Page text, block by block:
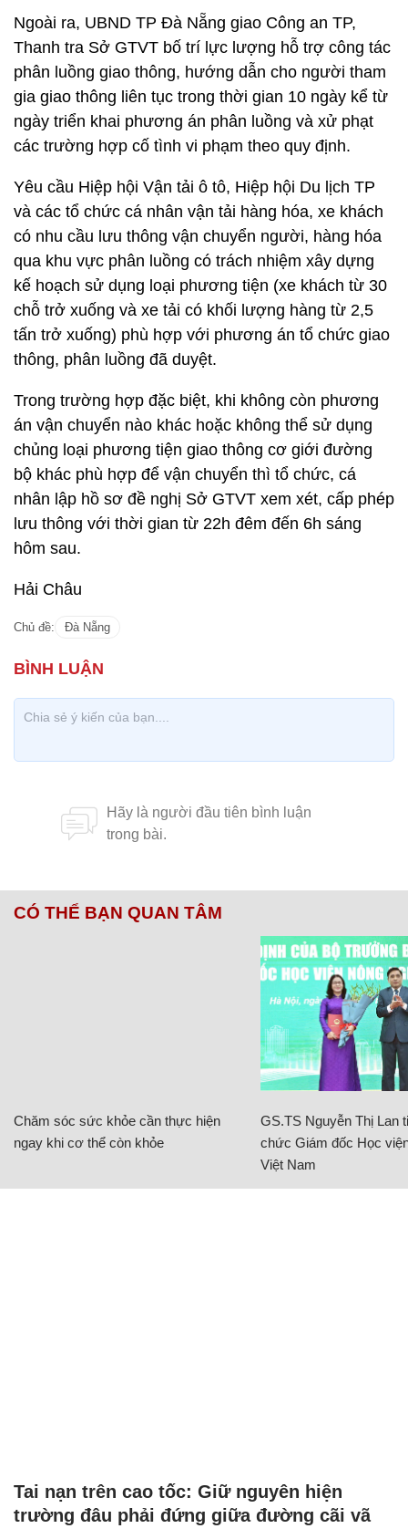
Ngoài ra, UBND TP Đà Nẵng giao Công an TP,
Thanh tra Sở GTVT bố trí lực lượng hỗ trợ công tác
phân luồng giao thông, hướng dẫn cho người tham
gia giao thông liên tục trong thời gian 10 ngày kể từ
ngày triển khai phương án phân luồng và xử phạt
các trường hợp cố tình vi phạm theo quy định.
Yêu cầu Hiệp hội Vận tải ô tô, Hiệp hội Du lịch TP
và các tổ chức cá nhân vận tải hàng hóa, xe khách
có nhu cầu lưu thông vận chuyển người, hàng hóa
qua khu vực phân luồng có trách nhiệm xây dựng
kế hoạch sử dụng loại phương tiện (xe khách từ 30
chỗ trở xuống và xe tải có khối lượng hàng từ 2,5
tấn trở xuống) phù hợp với phương án tổ chức giao
thông, phân luồng đã duyệt.
Trong trường hợp đặc biệt, khi không còn phương
án vận chuyển nào khác hoặc không thể sử dụng
chủng loại phương tiện giao thông cơ giới đường
bộ khác phù hợp để vận chuyển thì tổ chức, cá
nhân lập hồ sơ đề nghị Sở GTVT xem xét, cấp phép
lưu thông với thời gian từ 22h đêm đến 6h sáng
hôm sau.
Hải Châu
Chủ đề: Đà Nẵng
CÓ THỂ BẠN QUAN TÂM
Chăm sóc sức khỏe cần thực hiện
ngay khi cơ thể còn khỏe
GS.TS Nguyễn Thị Lan
chức Giám đốc Học
Việt Nam
Tai nạn trên cao tốc: Giữ nguyên hiện
trường đâu phải đứng giữa đường cãi vã